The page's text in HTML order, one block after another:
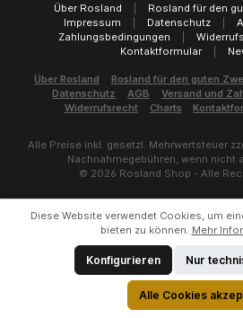
Über Rosland Rosland für den
Impressum
Datenschutz
Zahlungsbedingungen
Kontaktformular
Über Rosland Rosland für den guten
Datenschutz
AGB
Versand und
Widerrufsrecht
Charts
Alle Preise inkl. gesetzl. Mehrwertsteuer
Nachnahmegebühren, wenn nicht
© 2026 Rosland Shop - Alle
Diese Website verwendet Cookies, um
bieten zu können. Mehr
Nur
Konfigurieren
Alle Cookies